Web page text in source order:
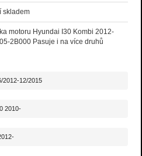
skladem
motoru Hyundai I30 Kombi 2012-
2B000 Pasuje i na více druhů
2012-12/2015
2010-